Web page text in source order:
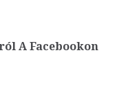
A Facebookon